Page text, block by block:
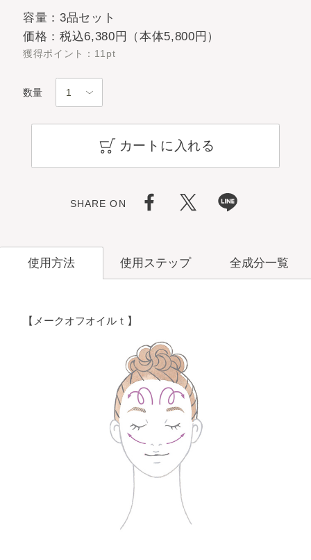
容量：3品セット
価格：税込6,380円（本体5,800円）
獲得ポイント：11pt
数量
カートに入れる
SHARE ON
使用方法
【メークオフオイルｔ】
使用ステップ
ウォッシュ
化粧水
メークオフ
フォーミング
全成分一覧